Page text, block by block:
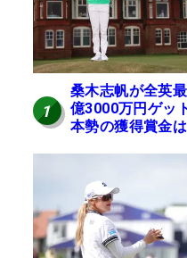
1
桑木志帆が全英
億3000万円ゲッ
本勢の獲得賞金